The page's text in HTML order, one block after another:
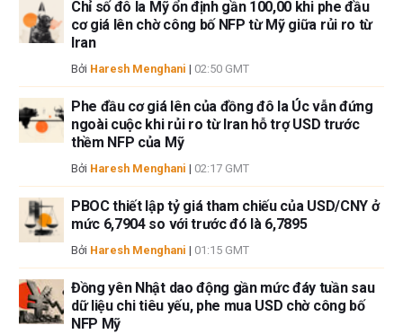
cập trong bài viết này và không có quan hệ kinh doanh với bất kỳ công ty
nào được đề cập. Tác giả không nhận được tiền công cho việc viết bài
này, ngoài từ FXStreet.
FXStreet và tác giả không cung cấp các đề xuất được cá nhân hóa. Tác
tin này. FXStreet và tác giả sẽ không chịu trách nhiệm về bất kỳ sai sót,
thiếu sót hoặc bất kỳ tổn thất, thương tích hoặc thiệt hại nào phát sinh từ
thông tin này và việc hiển thị hoặc sử dụng thông tin này. Ngoại trừ các
lỗi và thiếu sót.
có nội dung nào trong bài viết này nhằm mục đích tư vấn đầu tư.
Chỉ số đô la Mỹ ổn định gần 100,00 khi phe đầu
cơ giá lên chờ công bố NFP từ Mỹ giữa rủi ro từ
Iran
Bởi Haresh Menghani | 02:50 GMT
Phe đầu cơ giá lên của đồng đô la Úc vẫn đứng
ngoài cuộc khi rủi ro từ Iran hỗ trợ USD trước
thềm NFP của Mỹ
Bởi Haresh Menghani | 02:17 GMT
PBOC thiết lập tỷ giá tham chiếu của USD/CNY ở
mức 6,7904 so với trước đó là 6,7895
Bởi Haresh Menghani | 01:15 GMT
Đồng yên Nhật dao động gần mức đáy tuần sau
dữ liệu chi tiêu yếu, phe mua USD chờ công bố
NFP Mỹ